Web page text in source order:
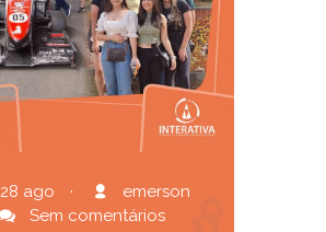
28 ago ·
emerson
Sem comentários